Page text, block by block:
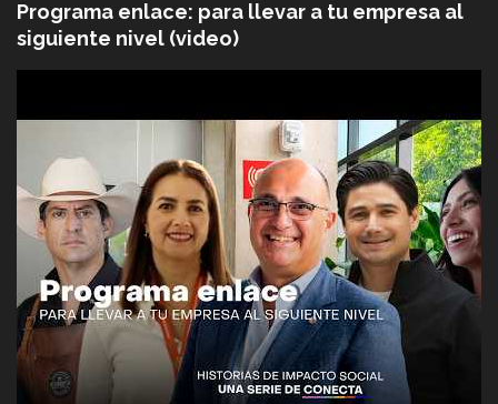
Programa enlace: para llevar a tu empresa al
siguiente nivel (video)